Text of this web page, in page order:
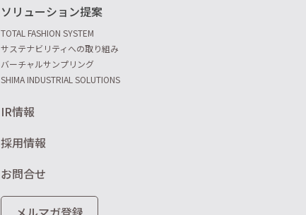
ソリューション提案
TOTAL FASHION SYSTEM
サステナビリティへの取り組み
バーチャルサンプリング
SHIMA INDUSTRIAL SOLUTIONS
IR情報
採用情報
お問合せ